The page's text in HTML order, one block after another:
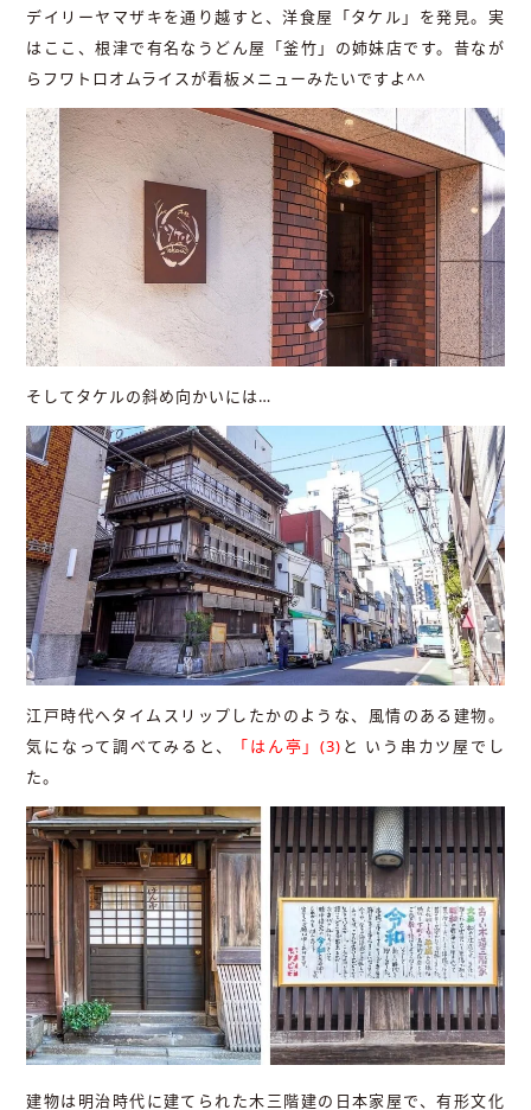
デイリーヤマザキを通り越すと、洋食屋「タケル」を発見。実
はここ、根津で有名なうどん屋「釜竹」の姉妹店です。昔なが
らフワトロオムライスが看板メニューみたいですよ^^
そしてタケルの斜め向かいには…
江戸時代へタイムスリップしたかのような、風情のある建物。
気になって調べてみると、
「はん亭」(3) と いう串カツ屋でし
た。
建物は明治時代に建てられた木三階建の日本家屋で、有形文化